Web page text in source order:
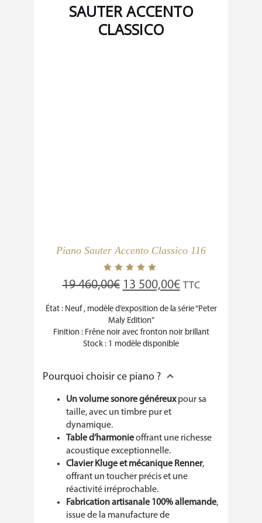
SAUTER ACCENTO
CLASSICO
Piano Sauter Accento Classico 116
19 460,00€ 13 500,00€ TTC
État : Neuf , modèle d’exposition de la série “Peter
Maly Edition”
Finition : Frêne noir avec fronton noir brillant
Stock : 1 modèle disponible
Pourquoi choisir ce piano ?
Un volume sonore généreuxpour sa
taille, avec un timbre pur et
dynamique.
Table d’harmonieoffrant une richesse
acoustique exceptionnelle.
Clavier Kluge et mécanique Renner,
offrant un toucher précis et une
réactivité irréprochable.
Fabrication artisanale 100% allemande,
issue de la manufacture de